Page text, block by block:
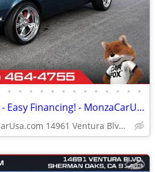
• • • • • • • • • • • • •
1968 Chevrolet camaro - Easy Financing! - MonzaCarUsa.com
MonzaCarUsa.com 14961 Ventura Blvd Sherman Oaks